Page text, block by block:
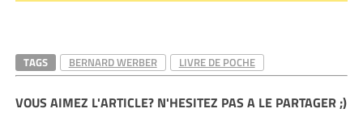
TAGS BERNARD WERBER LIVRE DE POCHE
VOUS AIMEZ L'ARTICLE? N'HESITEZ PAS A LE PARTAGER ;)